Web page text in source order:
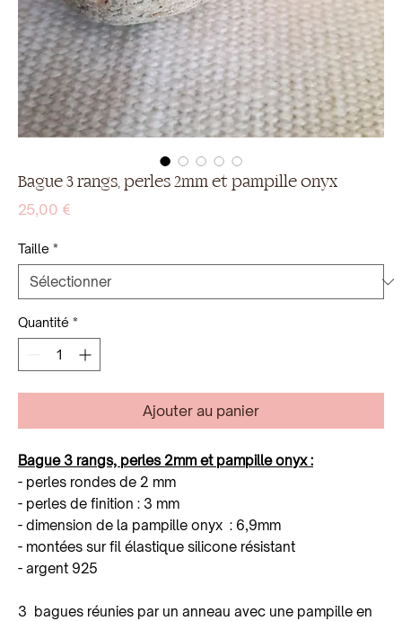
Bague 3 rangs, perles 2mm et pampille onyx
25,00 €
Taille *
Quantité *
Ajouter au panier
Bague 3 rangs, perles 2mm et pampille onyx :
- perles rondes de 2 mm
- perles de finition : 3 mm
- dimension de la pampille onyx : 6,9mm
- montées sur fil élastique silicone résistant
- argent 925
3 bagues réunies par un anneau avec une pampille en